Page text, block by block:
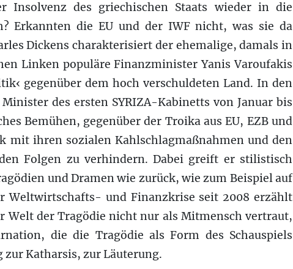
Insolvenz des griechischen Staats wieder in die
Erkannten die EU und der IWF nicht, was sie da
Dickens charakterisiert der ehemalige, damals in
Linken populäre Finanzminister Yanis Varoufakis
gegenüber dem hoch verschuldeten Land. In den
des ersten SYRIZA-Kabinetts von Januar bis
Bemühen, gegenüber der Troika aus EU, EZB und
mit ihren sozialen Kahlschlagmaßnahmen und den
Folgen zu verhindern. Dabei greift er stilistisch
und Dramen wie zurück, wie zum Beispiel auf
Weltwirtschafts- und Finanzkrise seit 2008 erzählt
Welt der Tragödie nicht nur als Mitmensch vertraut,
die die Tragödie als Form des Schauspiels
Katharsis, zur Läuterung.